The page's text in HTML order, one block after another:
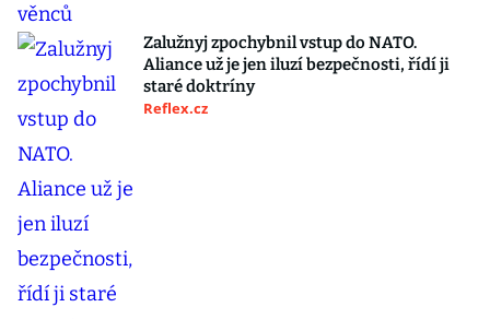
Zalužnyj zpochybnil vstup do NATO.
Aliance už je jen iluzí bezpečnosti, řídí ji
staré doktríny
Reflex.cz